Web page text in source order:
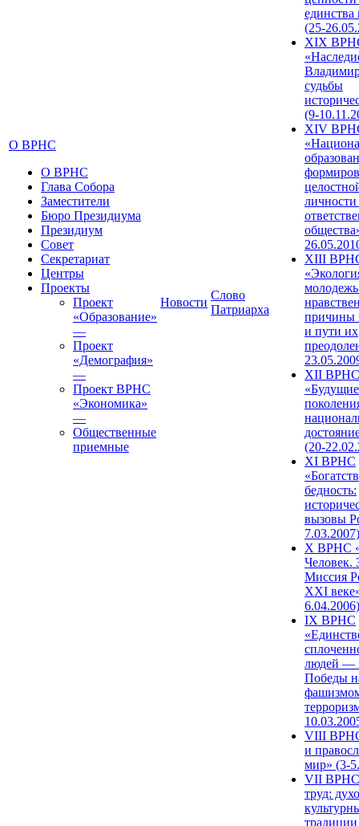
О ВРНС
О ВРНС
Глава Собора
Заместители
Бюро Президиума
Президиум
Совет
Секретариат
Центры
Проекты
Проект
«Образование»
—
Проект
«Демография»
—
Проект ВРНС
«Экономика»
—
Общественные
приемные
Новости
Слово
Патриарха
единства
(25-
XIX
судьбы
(9-
XIV
XIII
причины
и пути их
XII ВРНС
«Будущие
(20-
XI ВРНС
бедность:
вызовы
7.03.2007)
X ВРНС
Человек.
Миссия
XXI
6.04.2006)
IX ВРНС
людей —
Победы
VIII
и
мир» (3-
VII ВРНС
труд: